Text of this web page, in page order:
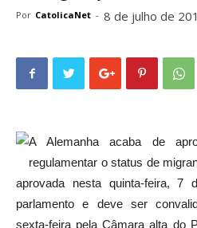
Por CatolicaNet - 8 de julho de
A Alemanha acaba de
regulamentar o status de
aprovada nesta quinta-feira, 7
parlamento e deve ser
sexta-feira pela Câmara alta do